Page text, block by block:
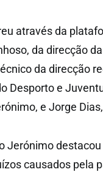
através da
da direcção
da direcção
Desporto e
e Jorge
Jerónimo
causados pela